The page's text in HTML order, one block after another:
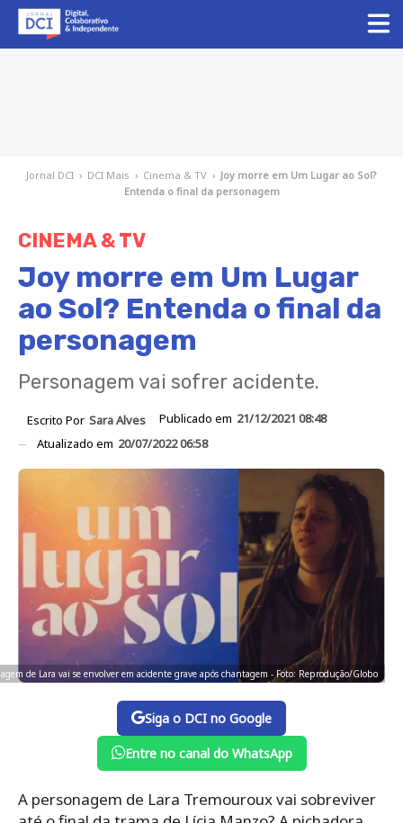
Jornal DCI › DCI Mais › Cinema & TV › Joy morre em Um Lugar ao Sol?
Entenda o final da personagem
CINEMA & TV
Joy morre em Um Lugar
ao Sol? Entenda o final da
personagem
Personagem vai sofrer acidente.
Escrito Por Sara Alves Publicado em 21/12/2021 08:48
Atualizado em 20/07/2022 06:58
de Lara vai se envolver em acidente grave após chantagem - Foto: Reprodução/Globo
Siga o DCI no Google
Entre no canal do WhatsApp
A personagem de Lara Tremouroux vai sobreviver